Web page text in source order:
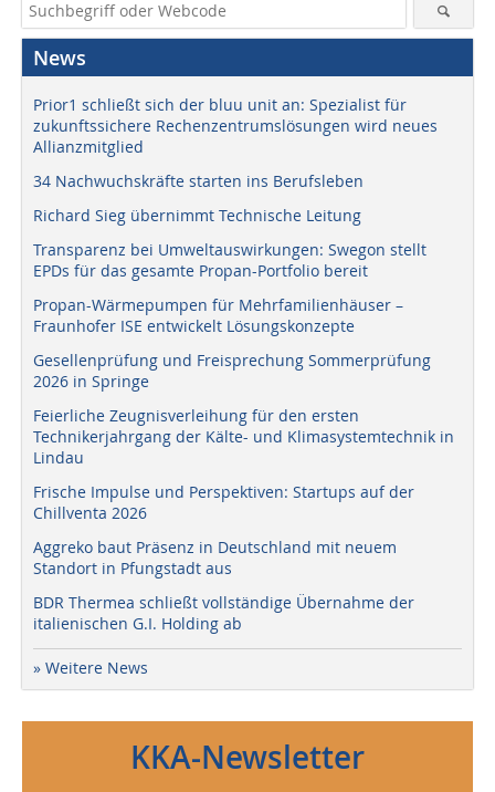
News
Prior1 schließt sich der bluu unit an: Spezialist für
zukunftssichere Rechenzentrumslösungen wird neues
Allianzmitglied
34 Nachwuchskräfte starten ins Berufsleben
Richard Sieg übernimmt Technische Leitung
Transparenz bei Umweltauswirkungen: Swegon stellt
EPDs für das gesamte Propan-Portfolio bereit
Propan-Wärmepumpen für Mehrfamilienhäuser –
Fraunhofer ISE entwickelt Lösungskonzepte
Gesellenprüfung und Freisprechung Sommerprüfung
2026 in Springe
Feierliche Zeugnisverleihung für den ersten
Technikerjahrgang der Kälte- und Klimasystemtechnik in
Lindau
Frische Impulse und Perspektiven: Startups auf der
Chillventa 2026
Aggreko baut Präsenz in Deutschland mit neuem
Standort in Pfungstadt aus
BDR Thermea schließt vollständige Übernahme der
italienischen G.I. Holding ab
» Weitere News
KKA-Newsletter